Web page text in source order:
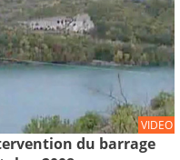
VIDEO
du barrage